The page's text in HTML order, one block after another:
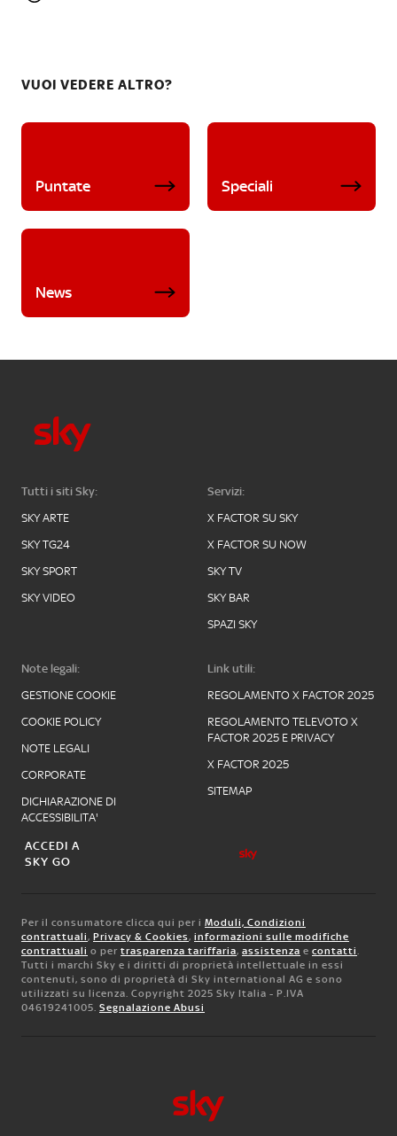
VUOI VEDERE ALTRO?
Puntate Speciali
News
Tutti i siti Sky:
SKY ARTE
SKY TG24
SKY SPORT
SKY VIDEO
Servizi:
X FACTOR SU SKY
X FACTOR SU NOW
SKY TV
SKY BAR
SPAZI SKY
Note legali:
GESTIONE COOKIE
COOKIE POLICY
NOTE LEGALI
CORPORATE
DICHIARAZIONE DI
ACCESSIBILITA'
Link utili:
REGOLAMENTO X FACTOR 2025
REGOLAMENTO TELEVOTO X
FACTOR 2025 E PRIVACY
X FACTOR 2025
SITEMAP
ACCEDI A
SKY GO
Per il consumatore clicca qui per i Moduli, Condizioni
contrattuali, Privacy & Cookies, informazioni sulle modifiche
contrattuali o per trasparenza tariffaria, assistenza e contatti.
Tutti i marchi Sky e i diritti di proprietà intellettuale in essi
contenuti, sono di proprietà di Sky international AG e sono
utilizzati su licenza. Copyright 2025 Sky Italia - P.IVA
04619241005. Segnalazione Abusi